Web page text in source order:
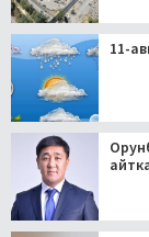
11-